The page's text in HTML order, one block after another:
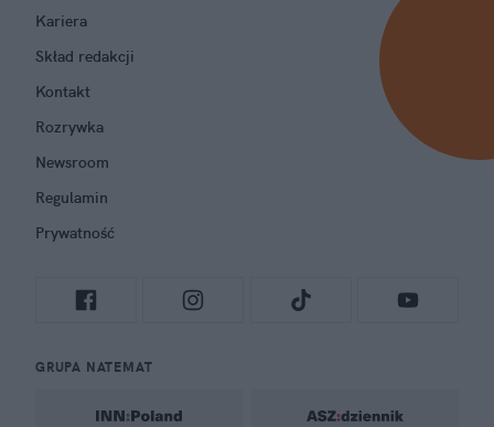
Kariera
Skład redakcji
Kontakt
Rozrywka
Newsroom
Regulamin
Prywatność
GRUPA NATEMAT